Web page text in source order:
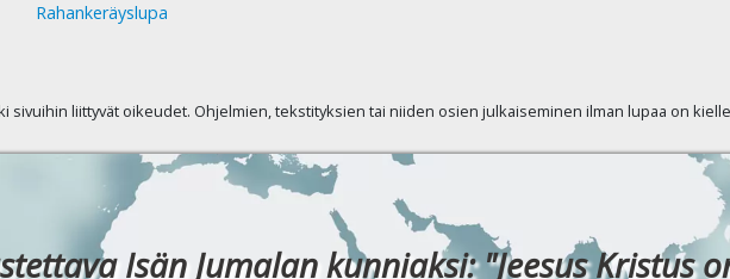
Rahankeräyslupa
sivuihin liittyvät oikeudet. Ohjelmien, tekstityksien tai niiden osien julkaiseminen ilman lupaa on
Isän Jumalan kunniaksi: "Jeesus Kristus